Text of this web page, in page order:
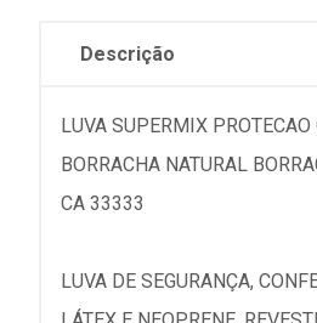
Descrição
LUVA SUPERMIX
BORRACHA NATURAL
CA 33333
LUVA DE SEGURANÇA,